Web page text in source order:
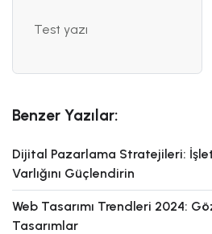
Test yazı
Benzer Yazılar:
Dijital Pazarlama Stratejileri:
Varlığını Güçlendirin
Web Tasarımı Trendleri 2024:
Tasarımlar